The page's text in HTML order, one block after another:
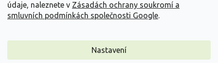
údaje, naleznete v Zásadách ochrany soukromí a
smluvních podmínkách společnosti Google.
Nastavení
Vytvořil Shoptet